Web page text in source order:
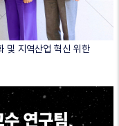
및 지역산업 혁신 위한